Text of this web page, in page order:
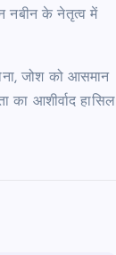
नबीन के नेतृत्व में
जोश को आसमान
का आशीर्वाद हासिल